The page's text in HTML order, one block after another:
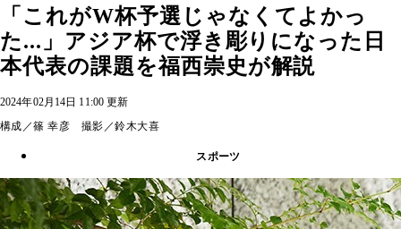
「これがW杯予選じゃなくてよかっ
た...」アジア杯で浮き彫りになった日
本代表の課題を福西崇史が解説
2024年02月14日 11:00 更新
構成／篠 幸彦 撮影／鈴木大喜
スポーツ